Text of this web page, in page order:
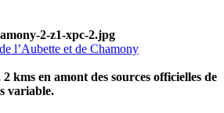
2-z1-xpc-2.jpg
l’Aubette et de Chamony
kms en amont des sources officielles de
variable.